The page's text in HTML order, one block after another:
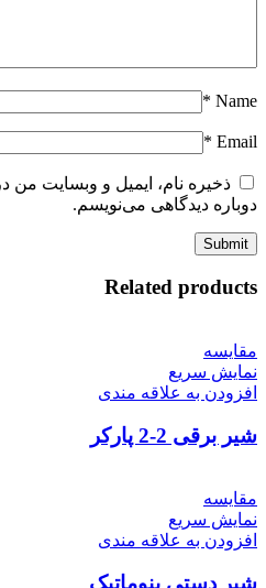
Name
*
Email
*
ذخیره نام، ایمیل و وبسایت من
دوباره دیدگاهی می‌نویسم.
Related products
مقايسه
نمایش سریع
افزودن به علاقه مندی
شیر برقی 2-2 پارکر
مقايسه
نمایش سریع
افزودن به علاقه مندی
شیر دستی پنوماتیک